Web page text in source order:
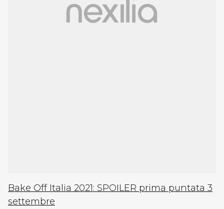
Bake Off Italia 2021: SPOILER prima puntata 3
settembre